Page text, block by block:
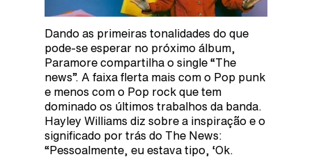
Dando as primeiras tonalidades do que
pode-se esperar no próximo álbum,
Paramore compartilha o single “The
news”. A faixa flerta mais com o Pop punk
e menos com o Pop rock que tem
dominado os últimos trabalhos da banda.
Hayley Williams diz sobre a inspiração e o
significado por trás do The News:
“Pessoalmente, eu estava tipo, ‘Ok.